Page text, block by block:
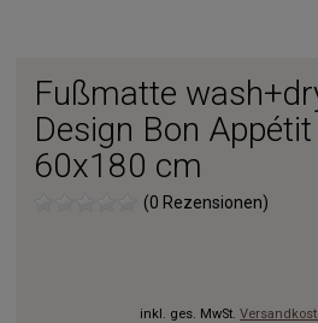
Fußmatte
Design Bon Appétit
60x180 cm
(0 Rezensionen)
inkl. ges. MwSt.